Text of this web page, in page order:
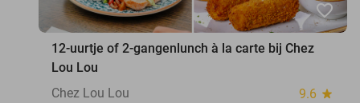
favorite_border
12-uurtje of 2-gangenlunch à la carte bij Chez
Lou Lou
Chez Lou Lou
9.6 star